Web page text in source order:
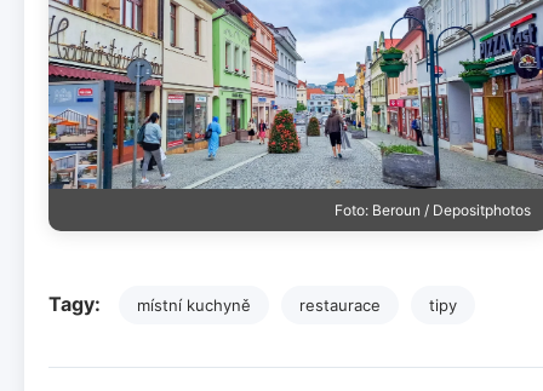
Foto: Beroun / Depositphotos
Tagy: místní kuchyně restaurace tipy